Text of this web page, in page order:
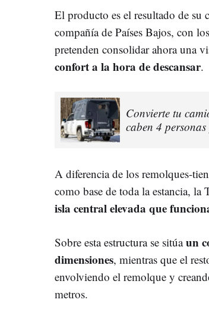
El producto es el resultado de su
compañía de Países Bajos, con
pretenden consolidar ahora una
confort a la hora de descansar.
Convierte tu
caben 4
A diferencia de los remolques-
como base de toda la estancia, la
isla central elevada que
Sobre esta estructura se sitúaun
dimensiones, mientras que el
envolviendo el remolque y
metros.